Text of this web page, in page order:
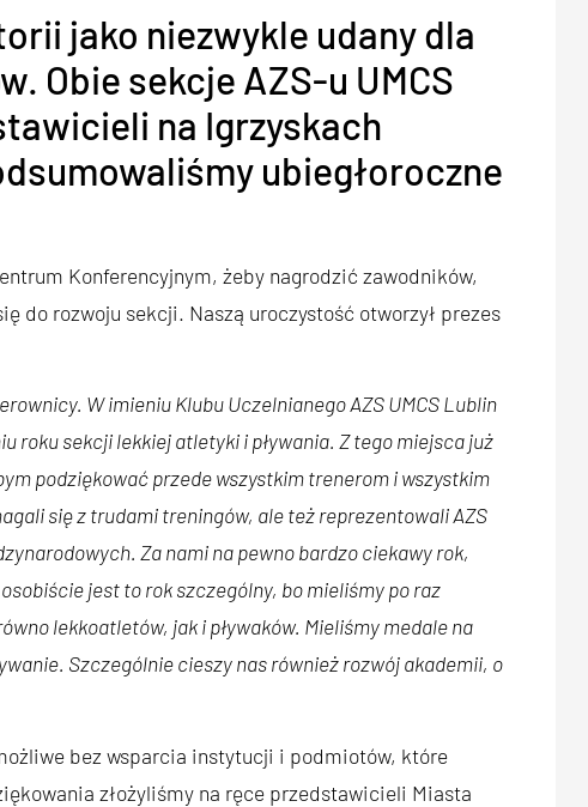
jako niezwykle udany dla
Obie sekcje AZS-u UMCS
na Igrzyskach
ubiegłoroczne
Konferencyjnym, żeby nagrodzić zawodników,
do rozwoju sekcji. Naszą uroczystość otworzył prezes
W imieniu Klubu Uczelnianego AZS UMCS Lublin
roku sekcji lekkiej atletyki i pływania. Z tego miejsca już
podziękować przede wszystkim trenerom i wszystkim
się z trudami treningów, ale też reprezentowali AZS
Za nami na pewno bardzo ciekawy rok,
jest to rok szczególny, bo mieliśmy po raz
lekkoatletów, jak i pływaków. Mieliśmy medale na
Szczególnie cieszy nas również rozwój akademii, o
bez wsparcia instytucji i podmiotów, które
złożyliśmy na ręce przedstawicieli Miasta